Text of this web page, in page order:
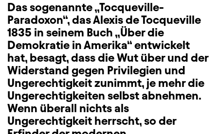
Das sogenannte „Tocqueville-
Paradoxon“, das Alexis de Tocqueville
1835 in seinem Buch „Über die
Demokratie in Amerika“ entwickelt
hat, besagt, dass die Wut über und der
Widerstand gegen Privilegien und
Ungerechtigkeit zunimmt, je mehr die
Ungerechtigkeiten selbst abnehmen.
Wenn überall nichts als
Ungerechtigkeit herrscht, so der